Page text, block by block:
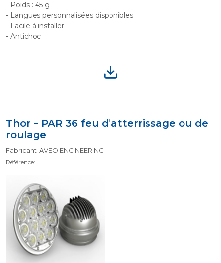
- Poids : 45 g
- Langues personnalisées disponibles
- Facile à installer
- Antichoc
Thor – PAR 36 feu d’atterrissage ou de
roulage
Fabricant: AVEO ENGINEERING
Référence: